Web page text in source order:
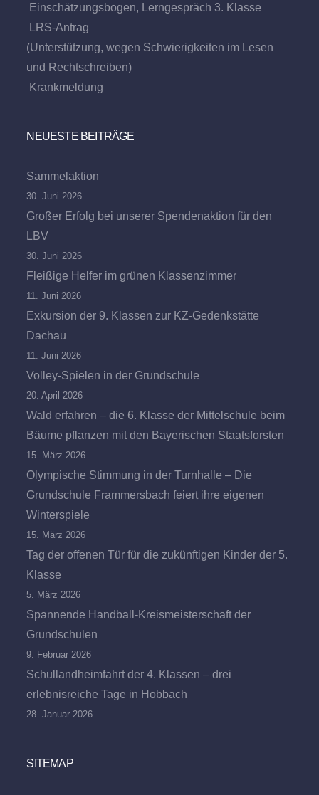
Einschätzungsbogen, Lerngespräch 3. Klasse
LRS-Antrag
(Unterstützung, wegen Schwierigkeiten im Lesen
und Rechtschreiben)
Krankmeldung
NEUESTE BEITRÄGE
Sammelaktion
30. Juni 2026
Großer Erfolg bei unserer Spendenaktion für den
LBV
30. Juni 2026
Fleißige Helfer im grünen Klassenzimmer
11. Juni 2026
Exkursion der 9. Klassen zur KZ-Gedenkstätte
Dachau
11. Juni 2026
Volley-Spielen in der Grundschule
20. April 2026
Wald erfahren – die 6. Klasse der Mittelschule beim
Bäume pflanzen mit den Bayerischen Staatsforsten
15. März 2026
Olympische Stimmung in der Turnhalle – Die
Grundschule Frammersbach feiert ihre eigenen
Winterspiele
15. März 2026
Tag der offenen Tür für die zukünftigen Kinder der 5.
Klasse
5. März 2026
Spannende Handball-Kreismeisterschaft der
Grundschulen
9. Februar 2026
Schullandheimfahrt der 4. Klassen – drei
erlebnisreiche Tage in Hobbach
28. Januar 2026
SITEMAP